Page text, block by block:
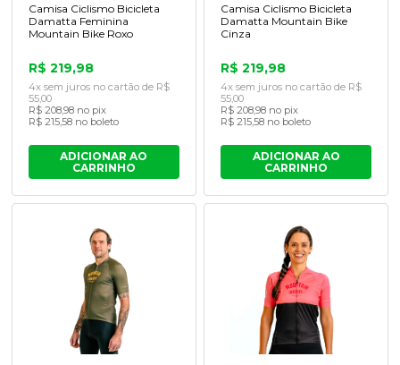
Camisa Ciclismo Bicicleta
Damatta Feminina
Mountain Bike Roxo
R$ 219,98
4x sem juros no cartão de R$
55,00
R$ 208,98 no pix
R$ 215,58 no boleto
ADICIONAR AO
CARRINHO
Camisa Ciclismo Bicicleta
Damatta Mountain Bike
Cinza
R$ 219,98
4x sem juros no cartão de R$
55,00
R$ 208,98 no pix
R$ 215,58 no boleto
ADICIONAR AO
CARRINHO